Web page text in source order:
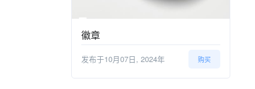
徽章
发布于10月07日, 2024年 购买